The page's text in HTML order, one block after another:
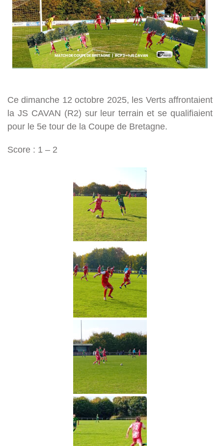
Ce dimanche 12 octobre 2025, les Verts affrontaient
la JS CAVAN (R2) sur leur terrain et se qualifiaient
pour le 5e tour de la Coupe de Bretagne.
Score : 1 – 2